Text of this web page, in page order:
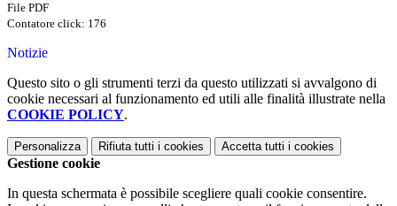
File PDF
Contatore click: 176
Notizie
Questo sito o gli strumenti terzi da questo utilizzati si avvalgono di
cookie necessari al funzionamento ed utili alle finalità illustrate nella
COOKIE POLICY.
Personalizza Rifiuta tutti i cookies Accetta tutti i cookies
Gestione cookie
In questa schermata è possibile scegliere quali cookie consentire.